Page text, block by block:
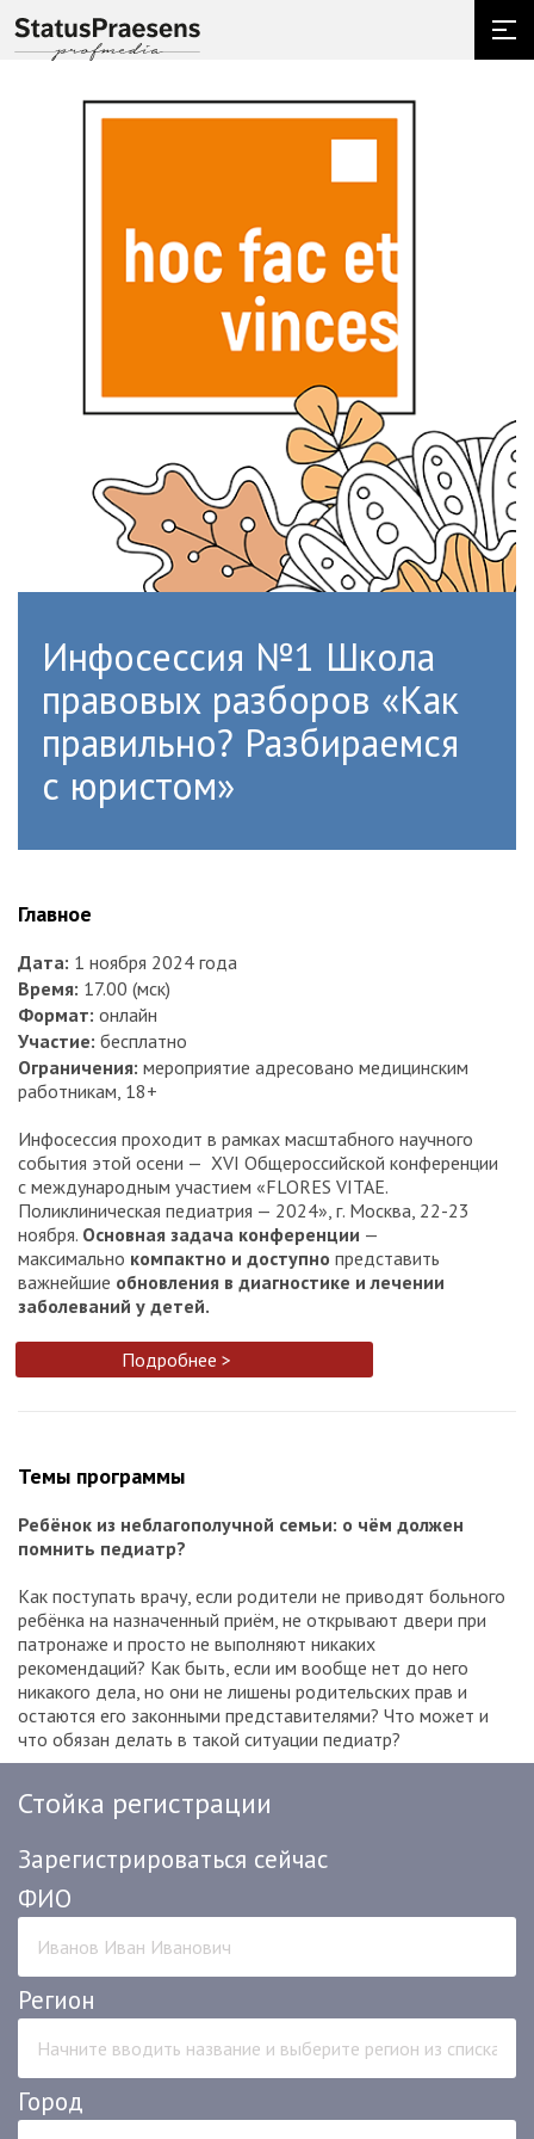
Инфосессия №1 Школа
правовых разборов «Как
правильно? Разбираемся
с юристом»
Главное
Дата: 1 ноября 2024 года
Время: 17.00 (мск)
Формат: онлайн
Участие: бесплатно
Ограничения: мероприятие адресовано медицинским
работникам, 18+
Инфосессия проходит в рамках масштабного научного
события этой осени — XVI Общероссийской конференции
c международным участием «FLORES VITAE.
Поликлиническая педиатрия — 2024», г. Москва, 22-23
ноября. Основная задача конференции —
максимально компактно и доступно представить
важнейшие обновления в диагностике и лечении
заболеваний у детей.
Подробнее >
Темы программы
Ребёнок из неблагополучной семьи: о чём должен
помнить педиатр?
Как поступать врачу, если родители не приводят больного
ребёнка на назначенный приём, не открывают двери при
патронаже и просто не выполняют никаких
рекомендаций? Как быть, если им вообще нет до него
никакого дела, но они не лишены родительских прав и
остаются его законными представителями? Что может и
что обязан делать в такой ситуации педиатр?
Стойка регистрации
Зарегистрироваться сейчас
ФИО
Регион
Город